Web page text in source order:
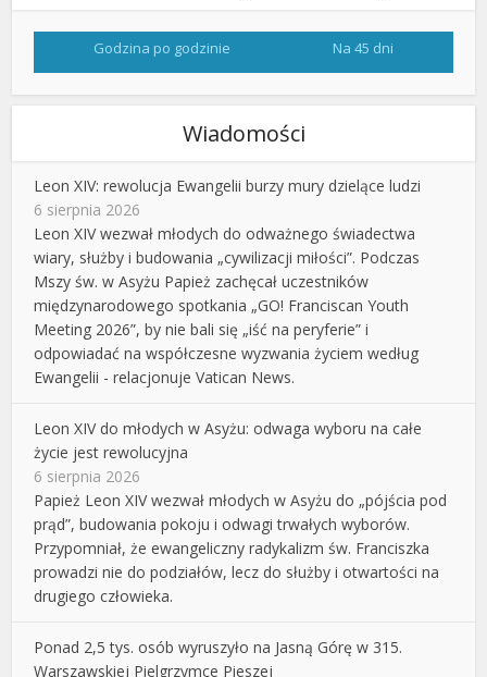
Godzina po godzinie Na 45 dni
Wiadomości
Leon XIV: rewolucja Ewangelii burzy mury dzielące ludzi
6 sierpnia 2026
Leon XIV wezwał młodych do odważnego świadectwa
wiary, służby i budowania „cywilizacji miłości”. Podczas
Mszy św. w Asyżu Papież zachęcał uczestników
międzynarodowego spotkania „GO! Franciscan Youth
Meeting 2026”, by nie bali się „iść na peryferie” i
odpowiadać na współczesne wyzwania życiem według
Ewangelii - relacjonuje Vatican News.
Leon XIV do młodych w Asyżu: odwaga wyboru na całe
życie jest rewolucyjna
6 sierpnia 2026
Papież Leon XIV wezwał młodych w Asyżu do „pójścia pod
prąd”, budowania pokoju i odwagi trwałych wyborów.
Przypomniał, że ewangeliczny radykalizm św. Franciszka
prowadzi nie do podziałów, lecz do służby i otwartości na
drugiego człowieka.
Ponad 2,5 tys. osób wyruszyło na Jasną Górę w 315.
Warszawskiej Pielgrzymce Pieszej